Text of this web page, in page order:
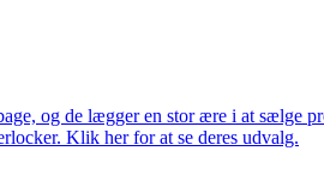
og de lægger en stor ære i at sælge
Klik her for at se deres udvalg.